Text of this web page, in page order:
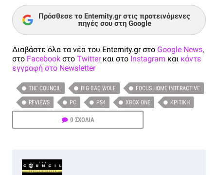
Πρόσθεσε το Enternity.gr στις προτεινόμενες
πηγές σου στη Google
Διαβάστε όλα τα νέα του Enternity.gr στο Google News,
στο Facebook στο Twitterκαι στο Instagram και κάντε
εγγραφή στο Newsletter
THE COUNCIL BIG BAD WOLF FOCUS HOME INTERACTIVE
REVIEWS PC PS4 XBOX ONE ΚΡΙΤΙΚΉ
0 ΣΧΟΛΙΑ